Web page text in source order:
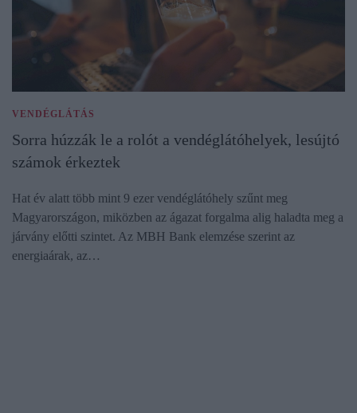
VENDÉGLÁTÁS
Sorra húzzák le a rolót a vendéglátóhelyek, lesújtó
számok érkeztek
Hat év alatt több mint 9 ezer vendéglátóhely szűnt meg
Magyarországon, miközben az ágazat forgalma alig haladta meg a
járvány előtti szintet. Az MBH Bank elemzése szerint az
energiaárak, az…